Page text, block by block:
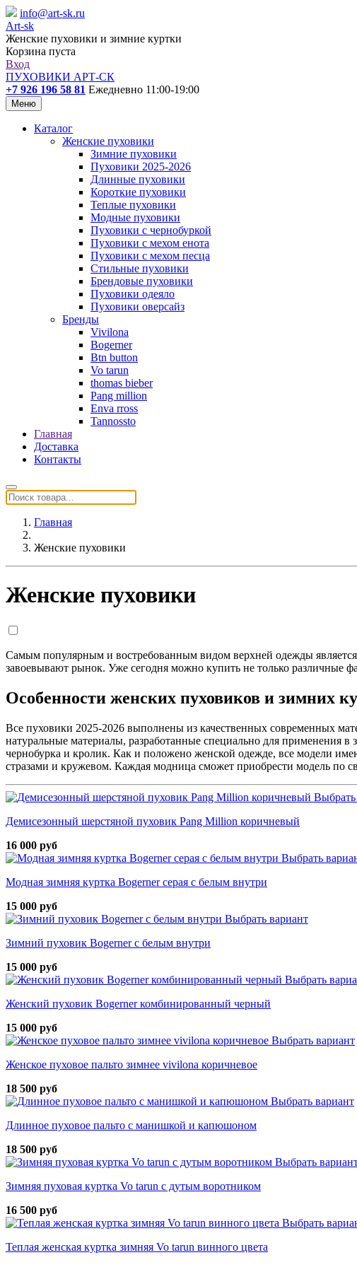
info@art-sk.ru
Art-sk
Женские пуховики и зимние куртки
Корзина пуста
Вход
ПУХОВИКИ АРТ-СК
+7 926 196 58 81 Ежедневно 11:00-19:00
Меню
Каталог
Женские пуховики
Зимние пуховики
Пуховики 2025-2026
Длинные пуховики
Короткие пуховики
Теплые пуховики
Модные пуховики
Пуховики с чернобуркой
Пуховики с мехом енота
Пуховики с мехом песца
Стильные пуховики
Брендовые пуховики
Пуховики одеяло
Пуховики оверсайз
Бренды
Vivilona
Bogerner
Btn button
Vo tarun
thomas bieber
Pang million
Enva rross
Tannossto
Главная
Доставка
Контакты
Главная
Женские пуховики
Женские пуховики
Самым популярным и востребованным видом верхней одежды
завоевывают рынок. Уже сегодня можно купить не только различные
Особенности женских пуховиков и зимних
Все пуховики 2025-2026 выполнены из качественных современных
натуральные материалы, разработанные специально для применения
чернобурка и кролик. Как и положено женской одежде, все модели
стразами и кружевом. Каждая модница сможет приобрести модель по
Выбрать
Демисезонный шерстяной пуховик Pang Million коричневый
16 000 руб
Выбрать
Модная зимняя куртка Bogerner серая с белым внутри
15 000 руб
Выбрать вариант
Зимний пуховик Bogerner с белым внутри
15 000 руб
Выбрать
Женский пуховик Bogerner комбинированный черный
15 000 руб
Выбрать вариант
Женское пуховое пальто зимнее vivilona коричневое
18 500 руб
Выбрать вариант
Длинное пуховое пальто с манишкой и капюшоном
18 500 руб
Выбрать
Зимняя пуховая куртка Vo tarun с дутым воротником
16 500 руб
Выбрать
Теплая женская куртка зимняя Vo tarun винного цвета